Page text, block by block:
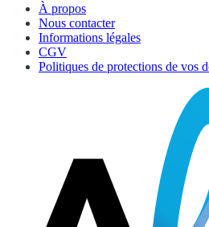
À propos
Nous contacter
Informations légales
CGV
Politiques de protections de vos